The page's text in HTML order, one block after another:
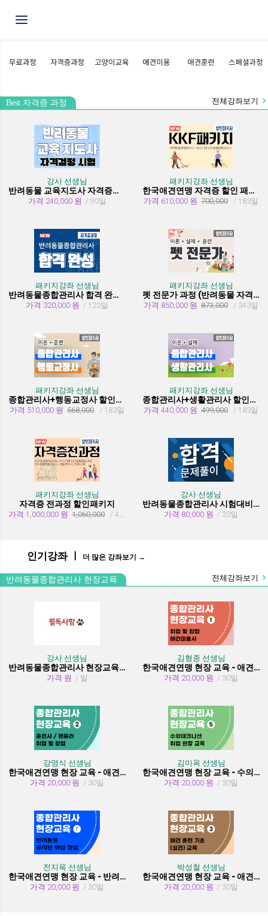
Toggle navigation
Best 자격증 과정 전체강좌보기
강사 선생님
반려동물 교육지도사 자격증과정
가격 240,000 원 / 90일
패키지강좌 선생님
한국애견연맹 자격증 할인 패키지 과정 (종합관리사 + 행동교정사)
가격 610,000 원 700,000 / 183일
패키지강좌 선생님
반려동물종합관리사 합격 완성 패키지
가격 320,000 원 / 123일
패키지강좌 선생님
펫 전문가 과정 (반려동물 자격증 취득과정)
가격 850,000 원 873,000 / 343일
패키지강좌 선생님
종합관리사+행동교정사 할인패키지과정
가격 510,000 원 568,000 / 183일
패키지강좌 선생님
종합관리사+생활관리사 할인패키지과정
가격 440,000 원 499,000 / 183일
패키지강좌 선생님
자격증 전과정 할인패키지
가격 1,000,000 원 1,060,000 / 455일
강사 선생님
반려동물종합관리사 시험대비 유형문제 풀이
가격 80,000 원 / 33일
인기강좌 ㅣ 더 많은 강좌보기 →
반려동물종합관리사 현장교육 전체강좌보기
강사 선생님
반려동물종합관리사 현장교육 수강시 필독사항
가격 원 / 일
김형종 선생님
한국애견연맹 현장 교육 - 애견미용사 취업 및 창업
가격 20,000 원 / 30일
강영식 선생님
한국애견연맹 현장 교육 - 애견훈련사/핸들러 취업 및 창업
가격 20,000 원 / 30일
김미옥 선생님
한국애견연맹 현장 교육 - 수의테크니션(동물보건사) (취업 현장 교육)
가격 20,000 원 / 30일
전지욱 선생님
한국애견연맹 현장 교육 - 반려동물 유치원 취창업
가격 20,000 원 / 30일
박성철 선생님
한국애견연맹 현장 교육 - 애견 훈련 기초 (실견)
가격 20,000 원 / 30일